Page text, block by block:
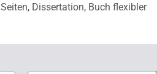
Dissertation, Buch flexibler